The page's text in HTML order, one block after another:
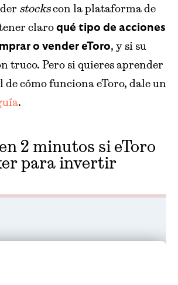
stockscon la plataforma de
claro qué tipo de acciones
o vender eToro, y si su
truco. Pero si quieres aprender
de cómo funciona eToro, dale un
.
2 minutos si eToro
para invertir